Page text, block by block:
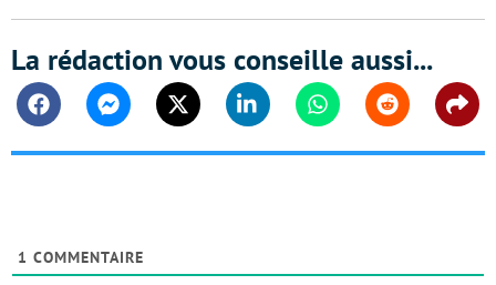
La rédaction vous conseille aussi...
FacebookMessengerTwitter Linkedin WhatsappReddit
1 COMMENTAIRE